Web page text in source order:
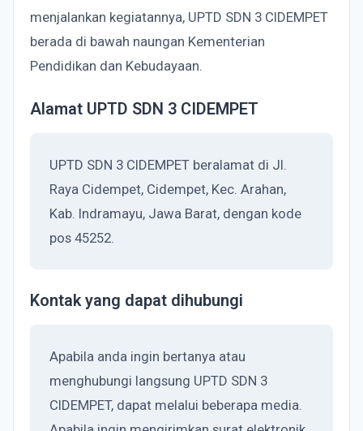
menjalankan kegiatannya, UPTD SDN 3 CIDEMPET
berada di bawah naungan Kementerian
Pendidikan dan Kebudayaan.
Alamat UPTD SDN 3 CIDEMPET
UPTD SDN 3 CIDEMPET beralamat di Jl.
Raya Cidempet, Cidempet, Kec. Arahan,
Kab. Indramayu, Jawa Barat, dengan kode
pos 45252.
Kontak yang dapat dihubungi
Apabila anda ingin bertanya atau
menghubungi langsung UPTD SDN 3
CIDEMPET, dapat melalui beberapa media.